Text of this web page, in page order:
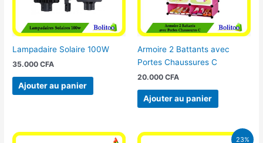
Lampadaire Solaire 100W
35.000CFA
Ajouter au panier
Armoire 2 Battants avec
Portes Chaussures C
20.000 CFA
Ajouter au panier
23%
Le
Le